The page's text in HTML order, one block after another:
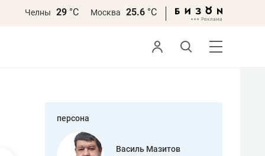
Челны 29 °С Москва 25.6 °С
персона
Василь Мазитов